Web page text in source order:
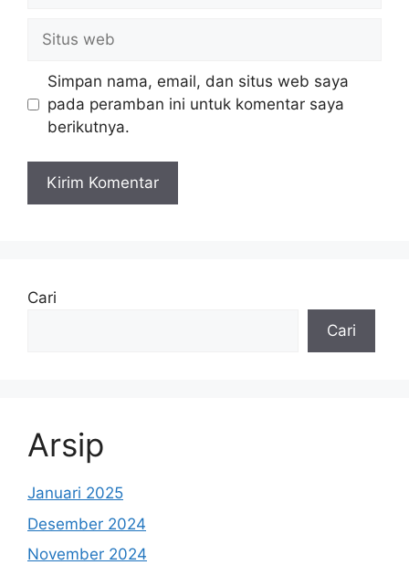
web
Simpan nama, email, dan situs web saya
pada peramban ini untuk komentar saya
berikutnya.
Cari
Cari
Arsip
Januari 2025
Desember 2024
November 2024